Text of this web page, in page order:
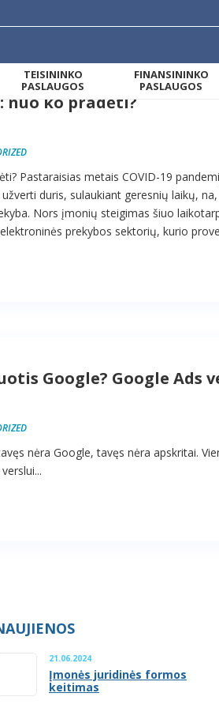
TEISININKO
PASLAUGOS
FINANSININKO
PASLAUGOS
nuo ko pradėti?
Pastaraisias metais COVID-19
duris, sulaukiant geresnių laikų,
Nors įmonių steigimas šiuo
prekybos sektorių, kurio
Google? Google Ads
nėra Google, tavęs nėra apskritai.
21.06.2024
Įmonės juridinės formos
keitimas